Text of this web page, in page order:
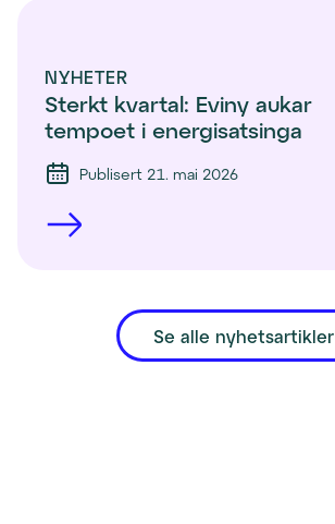
NYHETER
Sterkt kvartal: Eviny aukar
tempoet i energisatsinga
Publisert 21. mai 2026
Se alle nyhetsartikler